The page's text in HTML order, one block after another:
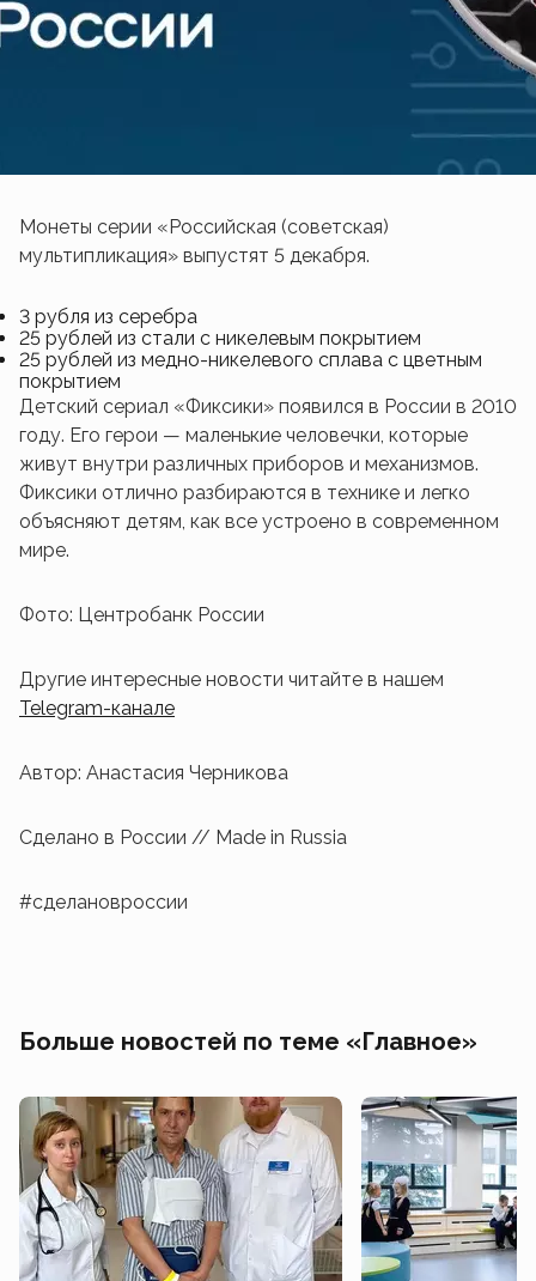
Монеты серии «Российская (советская)
мультипликация» выпустят 5 декабря.
3 рубля из серебра
25 рублей из стали с никелевым покрытием
25 рублей из медно-никелевого сплава с цветным
покрытием
Детский сериал «Фиксики» появился в России в 2010
году. Его герои — маленькие человечки, которые
живут внутри различных приборов и механизмов.
Фиксики отлично разбираются в технике и легко
объясняют детям, как все устроено в современном
мире.
Фото: Центробанк России
Другие интересные новости читайте в нашем
Telegram-канале
Автор: Анастасия Черникова
Сделано в России // Made in Russia
#сделановроссии
Больше новостей по теме «Главное»